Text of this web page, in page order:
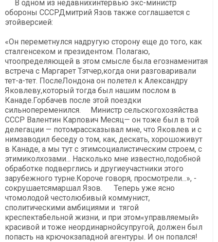
В одном из недавнихинтервью экс-министр
обороны СССРДмитрий Язов также соглашается с
этойверсией:
«Он переметнулся надругую сторону еще до того, как
сталгенсеком и президентом. Полагаю,
чтоопределяющей в этом смысле была егознаменитая
встреча с Маргарет Тэтчер,когда они разговаривали
тет-а-тет. ПослеЛондона он полетел к Александру
Яковлеву,который тогда был нашим послом в
Канаде.Горбачев после этой поездки
сильнопеременился. Министр сельскогохозяйства
СССР Валентин Карпович Месяц— он тоже был в той
делегации — потомрассказывал мне, что Яковлев и с
нимзаводил беседу о том, как, дескать, хорошоживут
в Канаде, а мы тут с этимсоциалистическим строем, с
этимиколхозами... Насколько мне известно,подобной
обработке подверглись и другиеучастники этого
зарубежного турне.Короче говоря, просмотрели...», -
сокрушаетсямаршал Язов. Теперь уже ясно
чтомолодой честолюбивый коммунист,
сполитическими амбициями и тягой
креспектабельной жизни, и при этом«управляемый»
красивой и тоже неординарнойсупругой, должен был
попасть на крючокзападной агентуры. И он попался!